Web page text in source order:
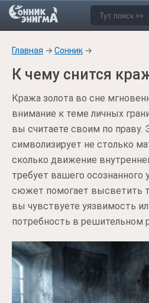
Главная → Сонник →
К чему снится
Кража золота во сне
внимание к теме личных
вы считаете своим по праву.
символизирует не столько
сколько движение
требует вашего осознанного
сюжет помогает высветить
вы чувствуете уязвимость
потребность в решительном